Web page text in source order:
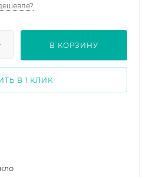
В КОРЗИНУ
В 1 КЛИК